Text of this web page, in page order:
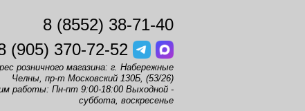
8 (8552) 38-71-40
(905) 370-72-52
розничного магазина: г. Набережные
Челны, пр-т Московский 130Б, (53/26)
работы: Пн-пт 9:00-18:00 Выходной -
суббота, воскресенье